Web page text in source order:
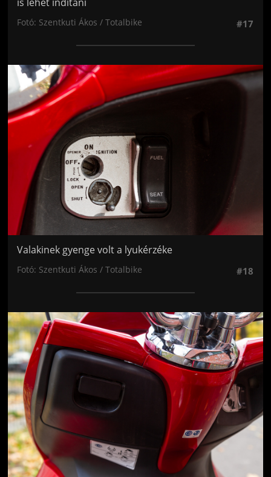
Fotó: Szentkuti Ákos / Totalbike #17
Jön még kép!
Valakinek gyenge volt a lyukérzéke
Fotó: Szentkuti Ákos / Totalbike #18
Jön még kép!